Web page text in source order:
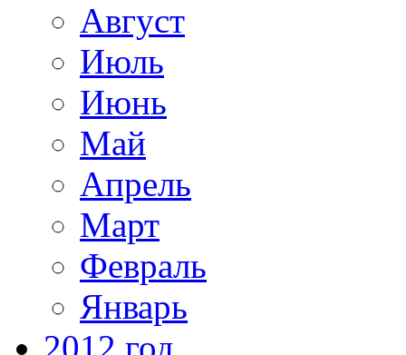
Август
Июль
Июнь
Май
Апрель
Март
Февраль
Январь